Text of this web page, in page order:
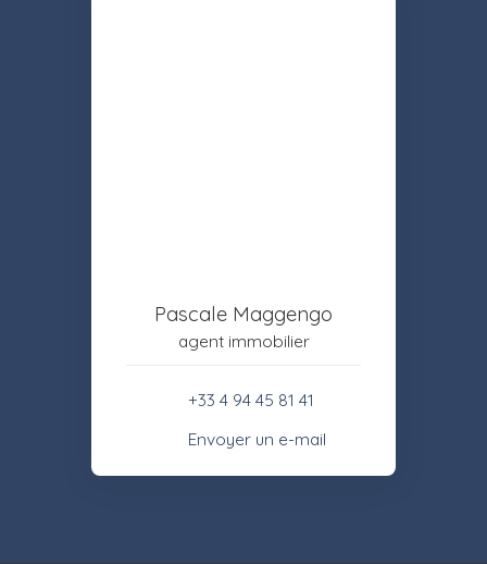
Pascale Maggengo
agent immobilier
+33 4 94 45 81 41
Envoyer un e-mail